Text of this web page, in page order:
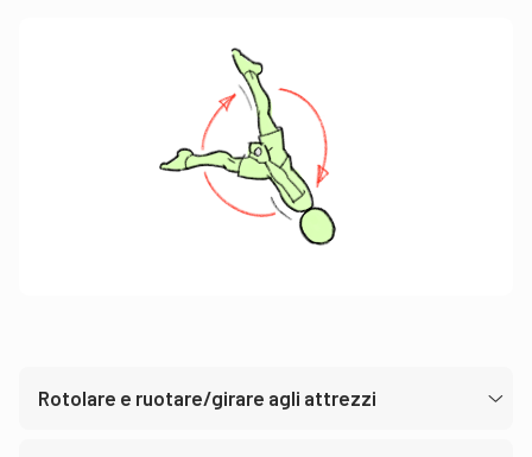
Rotolare e ruotare/girare agli attrezzi